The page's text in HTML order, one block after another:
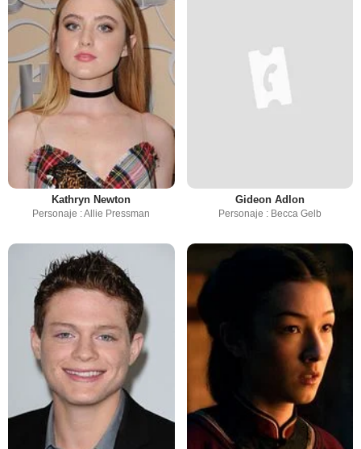
Kathryn Newton
Personaje : Allie Pressman
Gideon Adlon
Personaje : Becca Gelb